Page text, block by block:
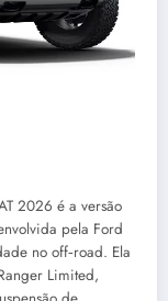
2026 é a versão
pela Ford
no off‑road. Ela
Limited,